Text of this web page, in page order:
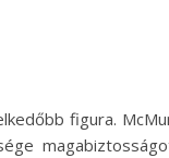
figura.